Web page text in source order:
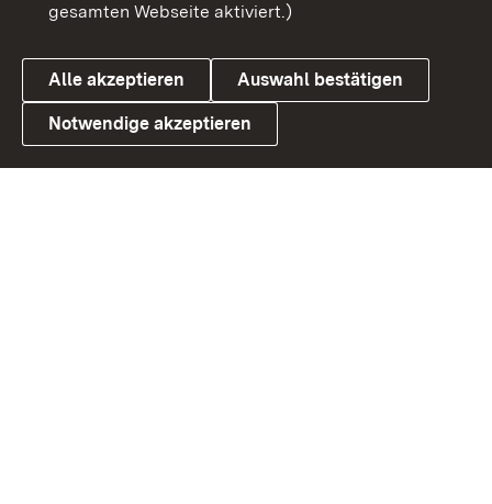
Link zum Landesportal
Datenschutz
Cookies
gesamten Webseite aktiviert.)
Alle akzeptieren Auswahl bestätigen
Notwendige akzeptieren